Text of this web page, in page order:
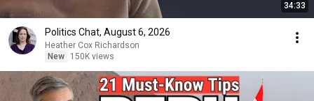
34:33
Politics Chat, August 6, 2026
Heather Cox Richardson
New
150K views